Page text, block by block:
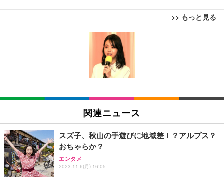
>> もっと見る
[EdoErgo] オフィスチェア 椅子 テレワーク 疲れな
い 跳ね上げ式アームレスト コンパクト 約105度ロッ
キング pc 事務椅子 360度回転 座面昇降 強化ナイロ
ン樹脂ベース 通気性メッシュ 在宅ワーク H-WY01
(黒網+黒枠+黒足)
SIHOO B100 オフィスチェア／デスクチェア メッシ
ュチェア 人間工学 疲れない ブラック
￥27,999
Sezlife オフィスチェア デスクチェア 疲れない テレ
ワーク チェア 強化バックレスト 30度ロッキング機
能 人間工学 椅子 腰サポート 90度跳ね上げ式アーム
EIZO ビジネス向けプレミアムモニター | FlexScan
EV3240X-WT | 31.5型4K UHD・USB Type-C・ホワ
EIZO ビジネス向けプレミアムモニター | FlexScan
￥109,572
【純正品】27"ゲーミングモニター DualSense 充電
フック付き（CFI-ZDM1J）
Amazonベーシック ペットシーツ 薄型 レギュラー 1
回使い捨て 無香料 ホワイト 300枚
Amazonベーシック ペットシーツ 厚型 ワイド 42枚
x2袋(84枚) ホワイト(吸収面:ライトブルー)
￥3,234
ネオ・ルーライフ ネオ・オムツ L 中型犬用 26枚入
り 単品
関連ニュース
スズ子、秋山の手遊びに地域差！？アルプス？
おちゃらか？
エンタメ
2023.11.6(月) 16:05